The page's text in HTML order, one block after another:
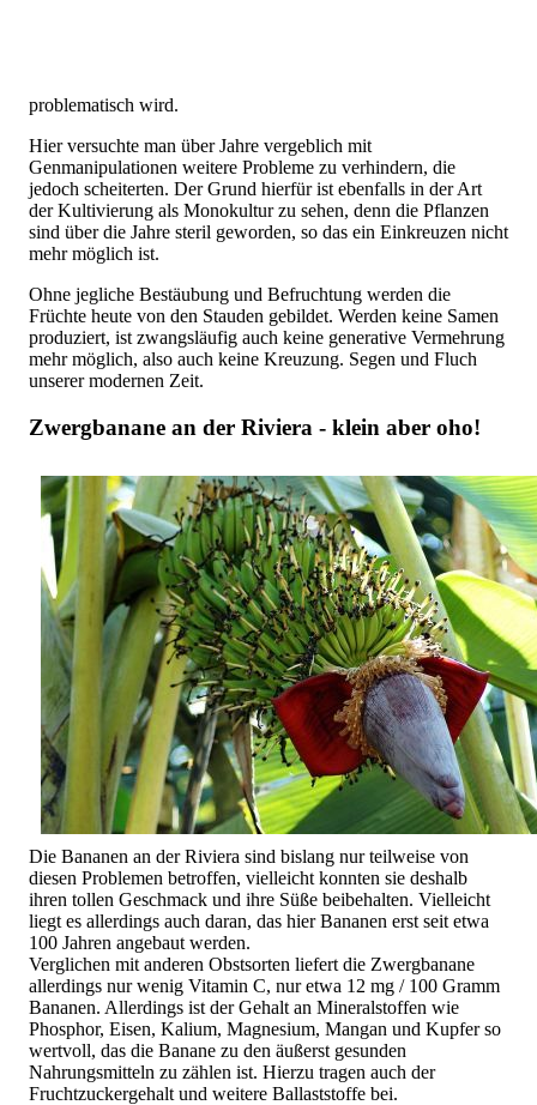
problematisch wird.
Hier versuchte man über Jahre vergeblich mit
Genmanipulationen weitere Probleme zu verhindern, die
jedoch scheiterten. Der Grund hierfür ist ebenfalls in der Art
der Kultivierung als Monokultur zu sehen, denn die Pflanzen
sind über die Jahre steril geworden, so das ein Einkreuzen nicht
mehr möglich ist.
Ohne jegliche Bestäubung und Befruchtung werden die
Früchte heute von den Stauden gebildet. Werden keine Samen
produziert, ist zwangsläufig auch keine generative Vermehrung
mehr möglich, also auch keine Kreuzung. Segen und Fluch
unserer modernen Zeit.
Zwergbanane an der Riviera - klein aber oho!
Die Bananen an der Riviera sind bislang nur teilweise von
diesen Problemen betroffen, vielleicht konnten sie deshalb
ihren tollen Geschmack und ihre Süße beibehalten. Vielleicht
liegt es allerdings auch daran, das hier Bananen erst seit etwa
100 Jahren angebaut werden.
Verglichen mit anderen Obstsorten liefert die Zwergbanane
allerdings nur wenig Vitamin C, nur etwa 12 mg / 100 Gramm
Bananen. Allerdings ist der Gehalt an Mineralstoffen wie
Phosphor, Eisen, Kalium, Magnesium, Mangan und Kupfer so
wertvoll, das die Banane zu den äußerst gesunden
Nahrungsmitteln zu zählen ist. Hierzu tragen auch der
Fruchtzuckergehalt und weitere Ballaststoffe bei.